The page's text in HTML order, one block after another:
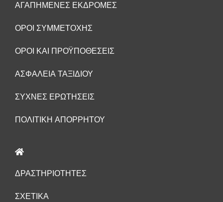
ΑΓΑΠΗΜΈΝΕΣ ΕΚΔΡΟΜΈΣ
ΌΡΟΙ ΣΥΜΜΕΤΟΧΉΣ
ΌΡΟΙ ΚΑΙ ΠΡΟΫΠΟΘΈΣΕΙΣ
ΑΣΦΆΛΕΙΑ ΤΑΞΙΔΙΟΎ
ΣΥΧΝΈΣ ΕΡΩΤΉΣΕΙΣ
ΠΟΛΙΤΙΚΉ ΑΠΟΡΡΉΤΟΥ
ΔΡΑΣΤΗΡΙΌΤΗΤΕΣ
ΣΧΕΤΙΚΑ